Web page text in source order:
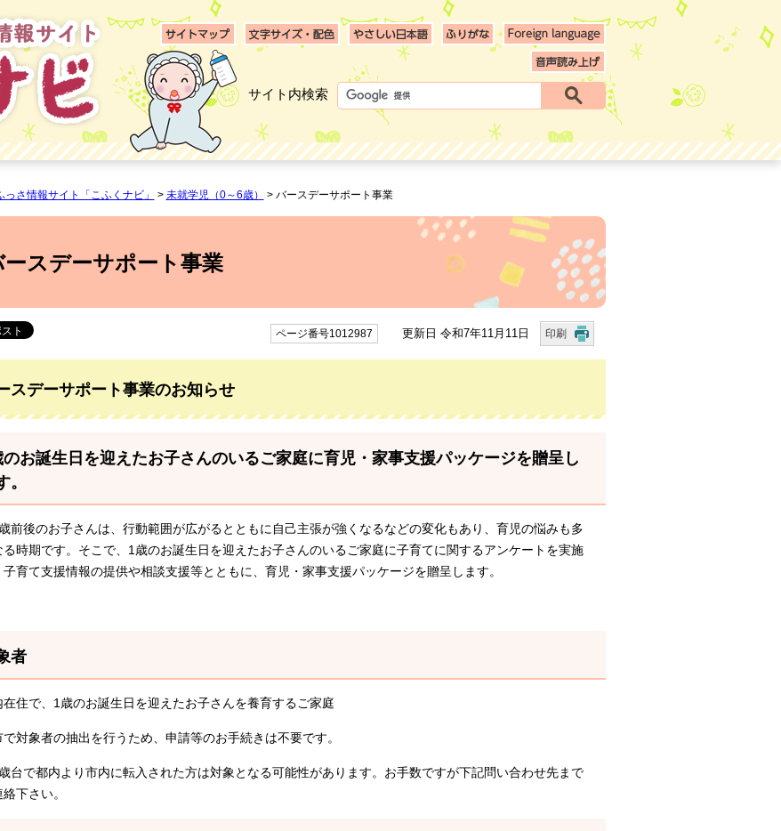
サイト内検索
さ情報サイト「こふくナビ」 > 未就学児（0～6歳） > バースデーサポート事業
ースデーサポート事業
ページ番号1012987 更新日 令和7年11月11日 印刷
スデーサポート事業のお知らせ
のお誕生日を迎えたお子さんのいるご家庭に育児・家事支援パッケージを贈呈し
。
前後のお子さんは、行動範囲が広がるとともに自己主張が強くなるなどの変化もあり、育児の悩みも多
る時期です。そこで、1歳のお誕生日を迎えたお子さんのいるご家庭に子育てに関するアンケートを実施
子育て支援情報の提供や相談支援等とともに、育児・家事支援パッケージを贈呈します。
者
在住で、1歳のお誕生日を迎えたお子さんを養育するご家庭
対象者の抽出を行うため、申請等のお手続きは不要です。
台で都内より市内に転入された方は対象となる可能性があります。お手数ですが下記問い合わせ先まで
下さい。